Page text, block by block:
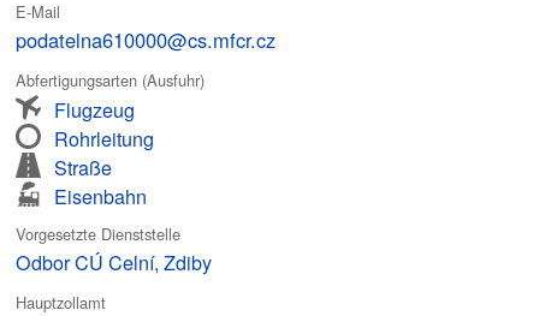
E-Mail
podatelna610000@cs.mfcr.cz
Abfertigungsarten (Ausfuhr)
Flugzeug
Rohrleitung
Straße
Eisenbahn
Vorgesetzte Dienststelle
Odbor CÚ Celní, Zdiby
Hauptzollamt